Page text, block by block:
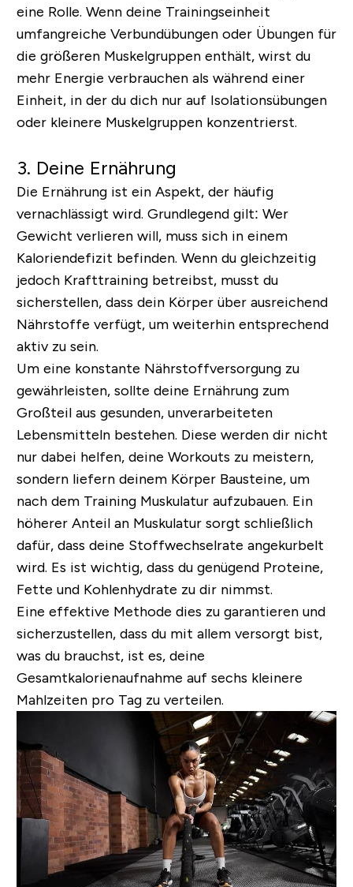
eine Rolle. Wenn deine Trainingseinheit
umfangreiche Verbundübungen oder Übungen für
die größeren Muskelgruppen enthält, wirst du
mehr Energie verbrauchen als während einer
Einheit, in der du dich nur auf Isolationsübungen
oder kleinere Muskelgruppen konzentrierst.
3. Deine Ernährung
Die Ernährung ist ein Aspekt, der häufig
vernachlässigt wird. Grundlegend gilt: Wer
Gewicht verlieren will, muss sich in einem
Kaloriendefizit befinden. Wenn du gleichzeitig
jedoch Krafttraining betreibst, musst du
sicherstellen, dass dein Körper über ausreichend
Nährstoffe verfügt, um weiterhin entsprechend
aktiv zu sein.
Um eine konstante Nährstoffversorgung zu
gewährleisten, sollte deine Ernährung zum
Großteil aus gesunden, unverarbeiteten
Lebensmitteln bestehen. Diese werden dir nicht
nur dabei helfen, deine Workouts zu meistern,
sondern liefern deinem Körper Bausteine, um
nach dem Training Muskulatur aufzubauen. Ein
höherer Anteil an Muskulatur sorgt schließlich
dafür, dass deine Stoffwechselrate angekurbelt
wird. Es ist wichtig, dass du genügend Proteine,
Fette und Kohlenhydrate zu dir nimmst.
Eine effektive Methode dies zu garantieren und
sicherzustellen, dass du mit allem versorgt bist,
was du brauchst, ist es, deine
Gesamtkalorienaufnahme auf sechs kleinere
Mahlzeiten pro Tag zu verteilen.